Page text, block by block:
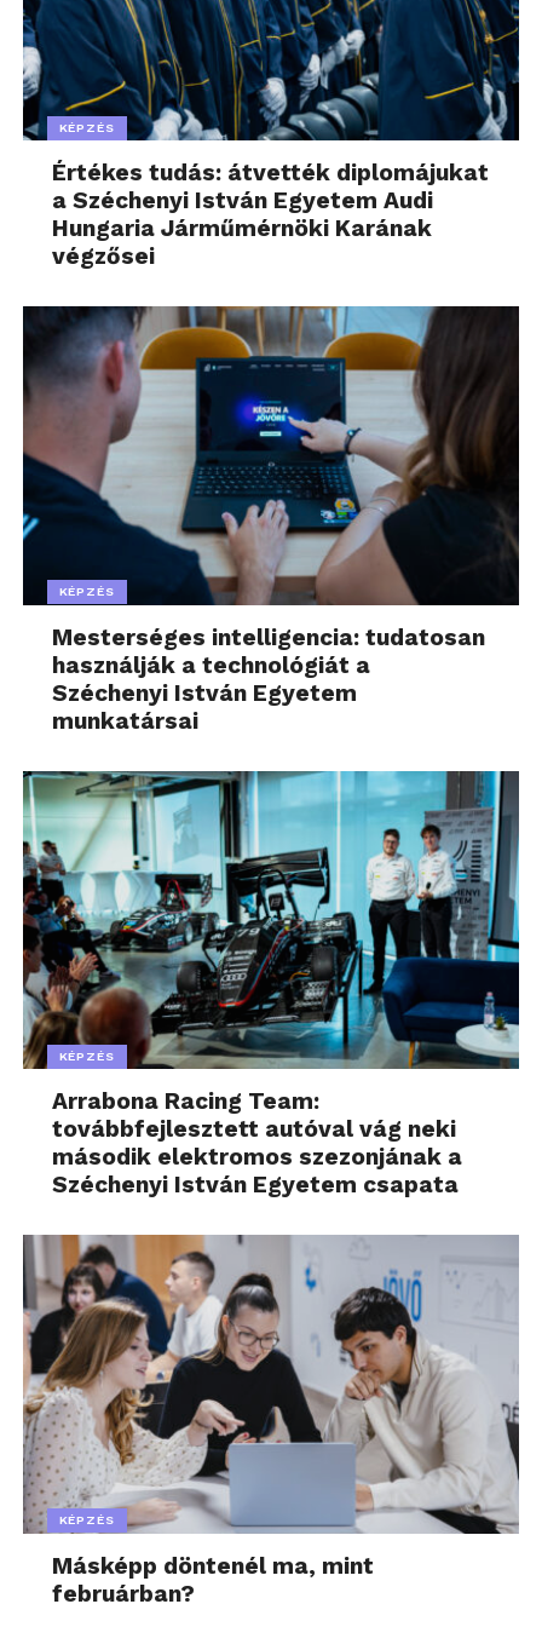
KÉPZÉS
Értékes tudás: átvették diplomájukat
a Széchenyi István Egyetem Audi
Hungaria Járműmérnöki Karának
végzősei
KÉPZÉS
Mesterséges intelligencia: tudatosan
használják a technológiát a
Széchenyi István Egyetem
munkatársai
KÉPZÉS
Arrabona Racing Team:
továbbfejlesztett autóval vág neki
második elektromos szezonjának a
Széchenyi István Egyetem csapata
KÉPZÉS
Másképp döntenél ma, mint
februárban?